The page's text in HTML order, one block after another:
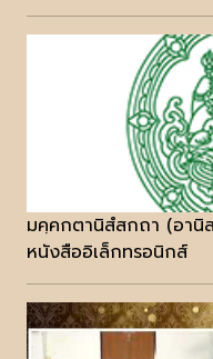
มคฺคกตานิสํสกถา (อานิ
หนังสืออิเล็กทรอนิกส์